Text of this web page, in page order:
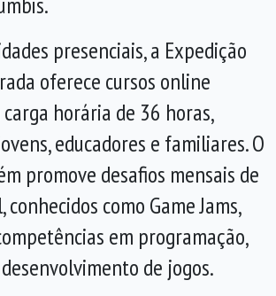
presenciais, a Expedição
oferece cursos online
horária de 36 horas,
educadores e familiares. O
promove desafios mensais de
como Game Jams,
em programação,
de jogos.